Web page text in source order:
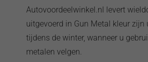
Autovoordeelwinkel.nl levert
uitgevoerd in Gun Metal kleur
tijdens de winter, wanneer u
metalen velgen.